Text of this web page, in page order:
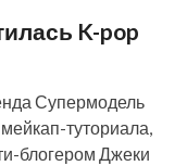
K-pop
Супермодель
туториала,
блогером Джеки